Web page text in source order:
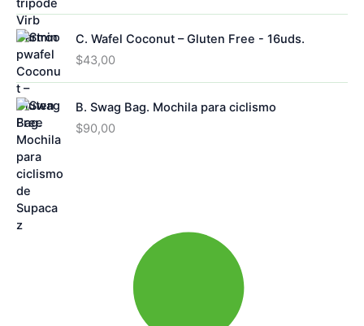
C. Wafel Coconut – Gluten Free - 16uds.
$43,00
B. Swag Bag. Mochila para ciclismo
$90,00